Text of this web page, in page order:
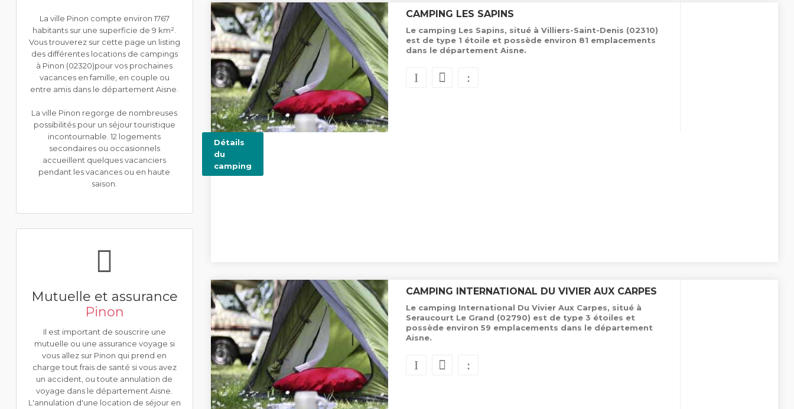
La ville Pinon compte environ 1767
habitants sur une superficie de 9 km².
Vous trouverez sur cette page un listing
des différentes locations de campings
à Pinon (02320)pour vos prochaines
vacances en famille, en couple ou
entre amis dans le département Aisne.
La ville Pinon regorge de nombreuses
possibilités pour un séjour touristique
incontournable. 12 logements
secondaires ou occasionnels
accueillent quelques vacanciers
pendant les vacances ou en haute
saison.
Mutuelle et assurance
Pinon
Il est important de souscrire une
mutuelle ou une assurance voyage si
vous allez sur Pinon qui prend en
charge tout frais de santé si vous avez
un accident, ou toute annulation de
voyage dans le département Aisne.
L'annulation d'une location de séjour en
CAMPING LES SAPINS
Le camping Les Sapins, situé à Villiers-Saint-Denis (02310)
est de type 1 étoile et possède environ 81 emplacements
dans le département Aisne.
Détails
du
camping
CAMPING INTERNATIONAL DU VIVIER AUX CARPES
Le camping International Du Vivier Aux Carpes, situé à
Seraucourt Le Grand (02790) est de type 3 étoiles et
possède environ 59 emplacements dans le département
Aisne.